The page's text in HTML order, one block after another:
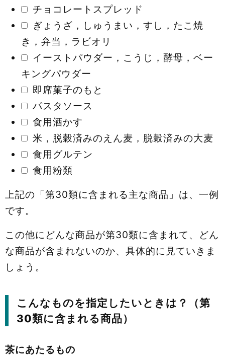
チョコレートスプレッド
ぎょうざ，しゅうまい，すし，たこ焼
き，弁当，ラビオリ
イーストパウダー，こうじ，酵母，ベー
キングパウダー
即席菓子のもと
パスタソース
食用酒かす
米，脱穀済みのえん麦，脱穀済みの大麦
食用グルテン
食用粉類
上記の「第30類に含まれる主な商品」は、一例
です。
この他にどんな商品が第30類に含まれて、どん
な商品が含まれないのか、具体的に見ていきま
しょう。
こんなものを指定したいときは？（第
30類に含まれる商品）
茶にあたるもの